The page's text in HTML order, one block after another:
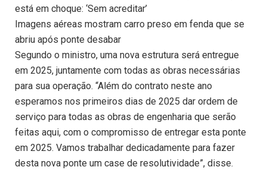
está em choque: ‘Sem acreditar’
Imagens aéreas mostram carro preso em fenda que se
abriu após ponte desabar
Segundo o ministro, uma nova estrutura será entregue
em 2025, juntamente com todas as obras necessárias
para sua operação. “Além do contrato neste ano
esperamos nos primeiros dias de 2025 dar ordem de
serviço para todas as obras de engenharia que serão
feitas aqui, com o compromisso de entregar esta ponte
em 2025. Vamos trabalhar dedicadamente para fazer
desta nova ponte um case de resolutividade”, disse.